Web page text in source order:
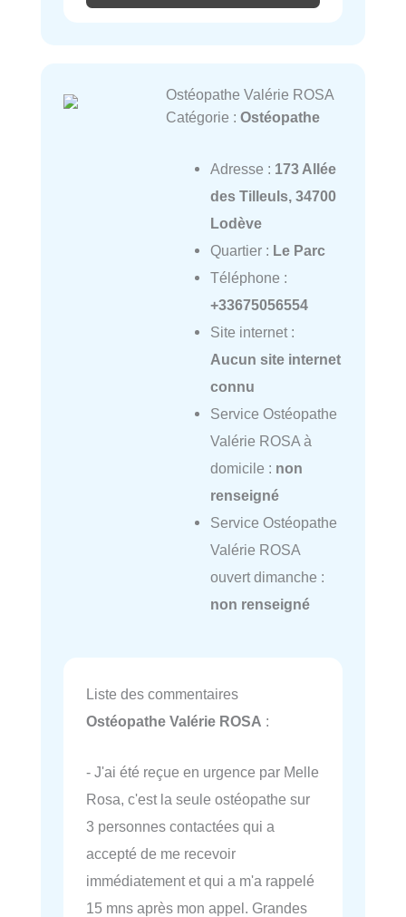
Ostéopathe Valérie ROSA
Catégorie : Ostéopathe
Adresse : 173 Allée
des Tilleuls, 34700
Lodève
Quartier : Le Parc
Téléphone :
+33675056554
Site internet :
Aucun site internet
connu
Service Ostéopathe
Valérie ROSA à
domicile : non
renseigné
Service Ostéopathe
Valérie ROSA
ouvert dimanche :
non renseigné
Liste des commentaires
Ostéopathe Valérie ROSA :
- J'ai été reçue en urgence par Melle
Rosa, c'est la seule ostéopathe sur
3 personnes contactées qui a
accepté de me recevoir
immédiatement et qui a m'a rappelé
15 mns après mon appel. Grandes